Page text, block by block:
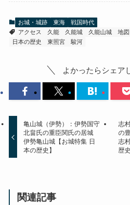
お城・城跡 東海
戦国時代
アクセス
久能 久能城 久能山城 地図
日本の歴史
東照宮 駿河
よかったらシェア
亀山城（伊勢）：伊勢国守
北畠氏の重臣関氏の居城
伊勢亀山城【お城特集 日
本の歴史】
志
の
志
歴史
関連記事